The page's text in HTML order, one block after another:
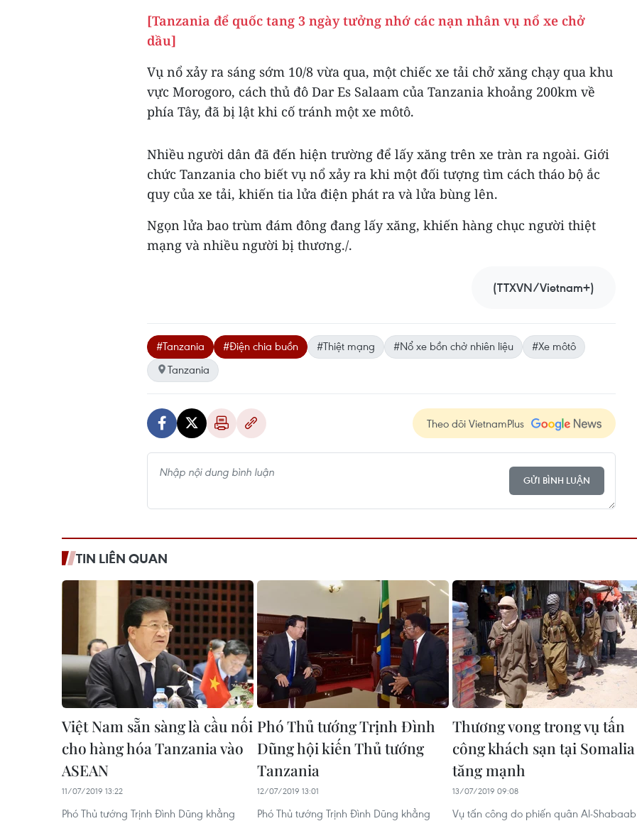
[Tanzania để quốc tang 3 ngày tưởng nhớ các nạn nhân vụ nổ xe chở
dầu]
Vụ nổ xảy ra sáng sớm 10/8 vừa qua, một chiếc xe tải chở xăng chạy qua khu
vực Morogoro, cách thủ đô Dar Es Salaam của Tanzania khoảng 200km về
phía Tây, đã bị lật khi cố tránh một xe môtô.
Nhiều người dân đã đến hiện trường để lấy xăng trên xe tràn ra ngoài. Giới
chức Tanzania cho biết vụ nổ xảy ra khi một đối tượng tìm cách tháo bộ ắc
quy của xe tải, khiến tia lửa điện phát ra và lửa bùng lên.
Ngọn lửa bao trùm đám đông đang lấy xăng, khiến hàng chục người thiệt
mạng và nhiều người bị thương./.
(TTXVN/Vietnam+)
#Tanzania #Điện chia buồn #Thiệt mạng #Nổ xe bồn chở nhiên liệu
#Xe môtô
Tanzania
Theo dõi VietnamPlus
GỬI BÌNH LUẬN
TIN LIÊN QUAN
Việt Nam sẵn sàng là cầu nối
cho hàng hóa Tanzania vào
ASEAN
11/07/2019 13:22
Phó Thủ tướng Trịnh Đình Dũng khẳng
Phó Thủ tướng Trịnh Đình
Dũng hội kiến Thủ tướng
Tanzania
12/07/2019 13:01
Phó Thủ tướng Trịnh Đình Dũng khẳng
Thương vong trong vụ tấn
công khách sạn tại Somalia
tăng mạnh
13/07/2019 09:08
Vụ tấn công do phiến quân Al-Shabaab